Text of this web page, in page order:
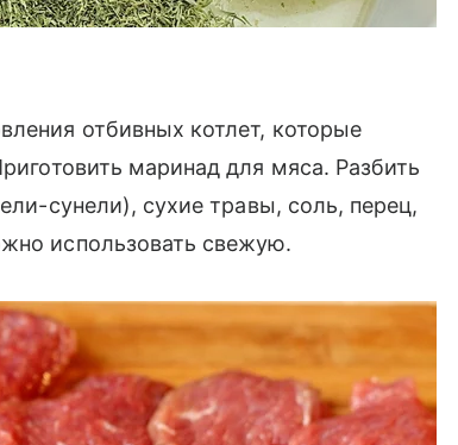
отбивных котлет, которые
маринад для мяса. Разбить
сунели), сухие травы, соль, перец,
использовать свежую.